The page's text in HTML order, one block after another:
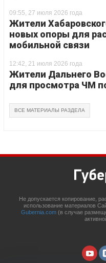
09:55, 27 июля 2026 года
Жители
новых опоры для
мобильной связи
12:42, 21 июля 2026 года
Жители Дальнего
для просмотра ЧМ
ВСЕ МАТЕРИАЛЫ РАЗДЕЛА
Не допускается копирование,
использование материалов
Gubernia.com (в случае